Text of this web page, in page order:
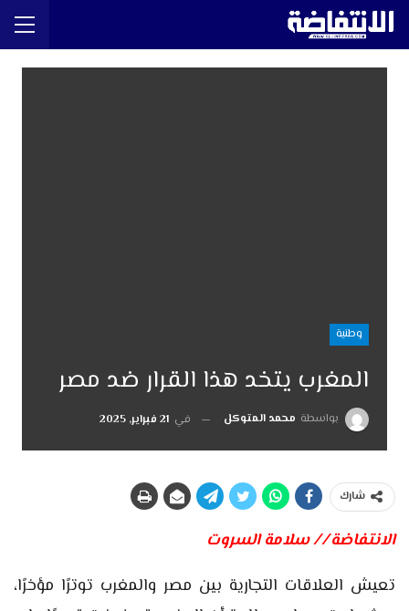
وطنية
المغرب يتخد هذا القرار ضد مصر
بواسطة محمد المتوكل في 21 فبراير, 2025
شارك
الانتفاضة // سلامة السروت
تعيش العلاقات التجارية بين مصر والمغرب توترًا مؤخرًا،